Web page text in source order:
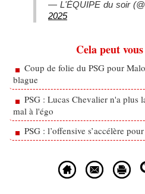
— L'ÉQUIPE du soir
2025
Cela peut
Coup de folie du PSG pour
blague
PSG : Lucas Chevalier n'a plus
mal à l'égo
PSG : l’offensive s’accélère